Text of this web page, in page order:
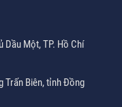
Dầu Một, TP. Hồ Chí
Trấn Biên, tỉnh Đồng